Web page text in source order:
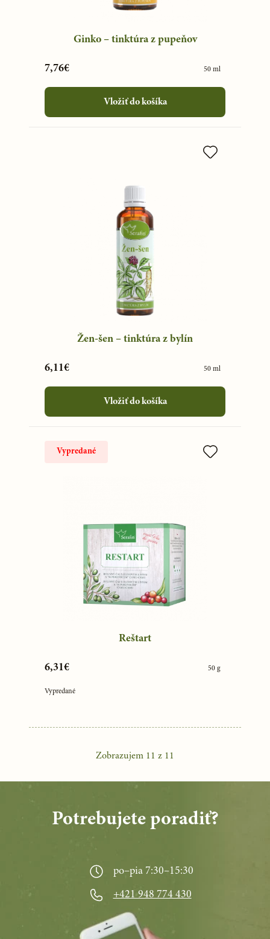
Ginko – tinktúra z pupeňov
7,76€ 50 ml
Vložiť do košíka
Žen-šen – tinktúra z bylín
6,11€ 50 ml
Vložiť do košíka
Vypredané
Reštart
6,31€ 50 g
Vypredané
Zobrazujem 11 z 11
Potrebujete poradiť?
po–pia 7:30–15:30
+421 948 774 430